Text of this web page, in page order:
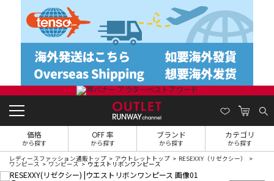
価格
から探す
OFF 率
から探す
ブランド
から探す
カテゴリ
から探す
レディースファッション通販トップ アウトレットトップ RESEXXY（リゼクシー）
ワンピース ワンピース ウエストリボンワンピース